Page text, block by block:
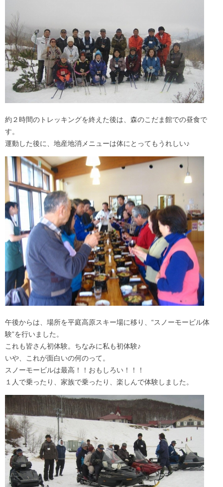
約２時間のトレッキングを終えた後は、森のこだま館での昼食で
す。
運動した後に、地産地消メニューは体にとってもうれしい♪
午後からは、場所を平庭高原スキー場に移り、“スノーモービル体
験”を行いました。
これも皆さん初体験。ちなみに私も初体験♪
いや、これが面白いの何のって。
スノーモービルは最高！！おもしろい！！！
１人で乗ったり、家族で乗ったり、楽しんで体験しました。